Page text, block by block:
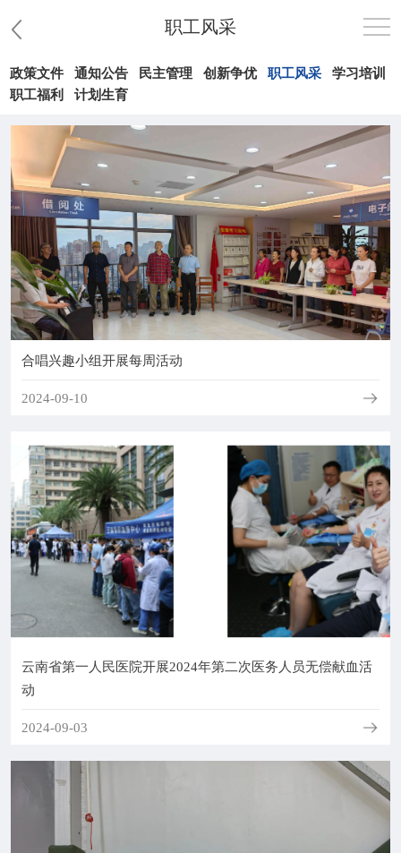
职工风采
首页
医院概况
患者服务
党群工作
护理园地
新闻中心
教学科研
联盟工作
健康科普
医院招聘
政策文件 通知公告 民主管理 创新争优 职工风采
学习培训
职工福利
计划生育
合唱兴趣小组开展每周活动
2024-09-10
云南省第一人民医院开展2024年第二次医务人员无偿献血活
动
2024-09-03